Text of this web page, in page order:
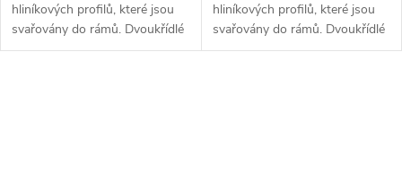
hliníkových profilů, které jsou
svařovány do rámů. Dvoukřídlé
provedení je složeno z...
hliníkových profilů, které jsou
svařovány do rámů. Dvoukřídlé
provedení je složeno z...